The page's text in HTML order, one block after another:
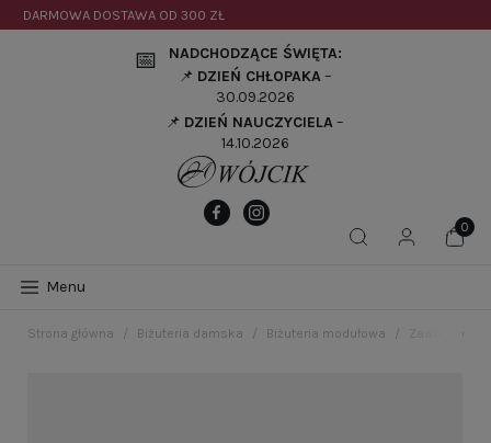
DARMOWA DOSTAWA OD 300 ZŁ
📅
NADCHODZĄCE ŚWIĘTA:
📌 DZIEŃ CHŁOPAKA–
30.09.2026
📌 DZIEŃ NAUCZYCIELA–
14.10.2026
Menu
Strona główna Biżuteria damska Biżuteria modułowa Zawieszki